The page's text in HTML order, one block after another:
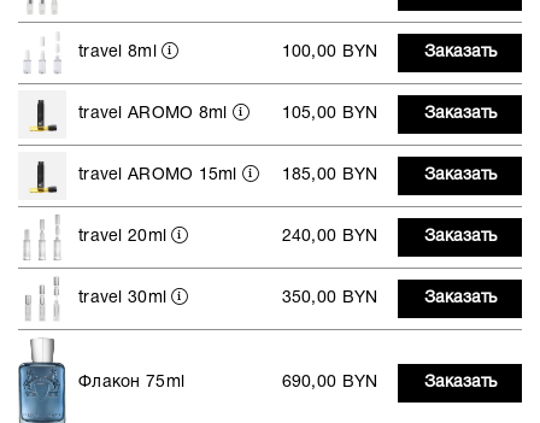
travel 8ml 100,00 BYN Заказать
travel AROMO 8ml 105,00 BYN Заказать
travel AROMO 15ml 185,00 BYN Заказать
travel 20ml 240,00 BYN Заказать
travel 30ml 350,00 BYN Заказать
Флакон 75ml 690,00 BYN Заказать